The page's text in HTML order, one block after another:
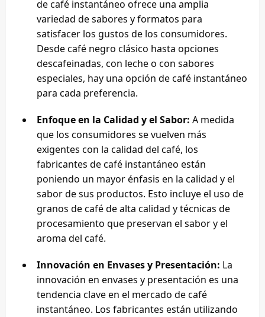
de café instantáneo ofrece una amplia
variedad de sabores y formatos para
satisfacer los gustos de los consumidores.
Desde café negro clásico hasta opciones
descafeinadas, con leche o con sabores
especiales, hay una opción de café instantáneo
para cada preferencia.
Enfoque en la Calidad y el Sabor: A medida
que los consumidores se vuelven más
exigentes con la calidad del café, los
fabricantes de café instantáneo están
poniendo un mayor énfasis en la calidad y el
sabor de sus productos. Esto incluye el uso de
granos de café de alta calidad y técnicas de
procesamiento que preservan el sabor y el
aroma del café.
Innovación en Envases y Presentación: La
innovación en envases y presentación es una
tendencia clave en el mercado de café
instantáneo. Los fabricantes están utilizando